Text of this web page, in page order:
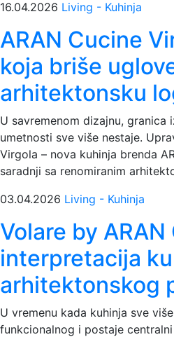
16.04.2026 Living - Kuhinja
ARAN Cucine
koja briše
arhitektonsku
U savremenom dizajnu, granica
umetnosti sve više nestaje.
Virgola – nova kuhinja brenda
saradnji sa renomiranim
03.04.2026 Living - Kuhinja
Volare by
interpretacija
arhitektonskog
U vremenu kada kuhinja sve
funkcionalnog i postaje